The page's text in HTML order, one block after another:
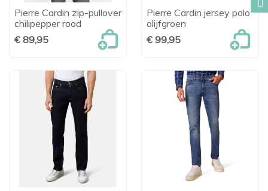
Pierre Cardin zip-pullover
chilipepper rood
€ 89,95
Pierre Cardin jersey polo
olijfgroen
€ 99,95